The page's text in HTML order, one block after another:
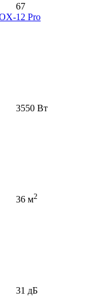
67
12 Pro
3550 Вт
36 м2
31 дБ